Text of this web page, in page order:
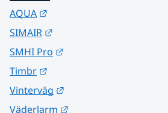
AQUA
SIMAIR
SMHI Pro
Timbr
Vinterväg
Väderlarm